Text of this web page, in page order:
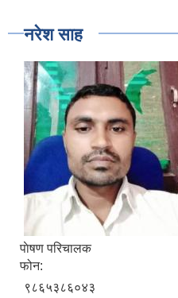
नरेश साह
पाेषण परिचालक
फोन:
९८६५३८६०४३